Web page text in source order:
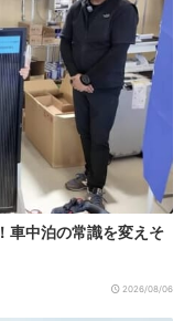
車中泊の常識を変えそ
2026/08/06